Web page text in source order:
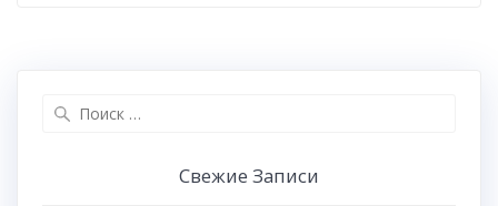
Свежие Записи